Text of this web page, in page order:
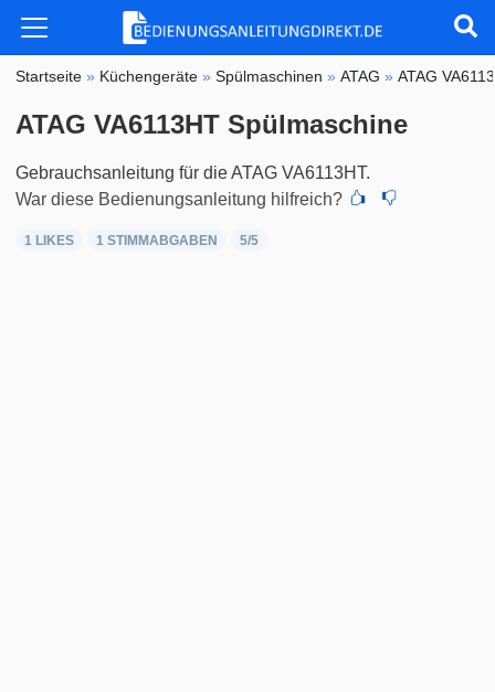
Startseite » Küchengeräte »Spülmaschinen »ATAG »ATAG
ATAG VA6113HT Spülmaschine
Gebrauchsanleitung für die ATAG VA6113HT.
War diese Bedienungsanleitung hilfreich?
1 LIKES 1 STIMMABGABEN 5/5